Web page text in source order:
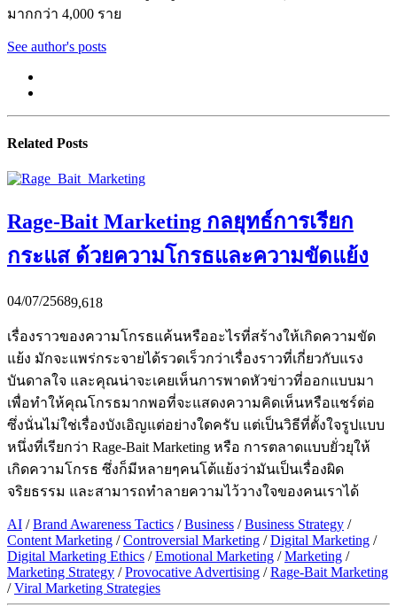
มากกว่า 4,000 ราย
See author's posts
Related Posts
Rage-Bait Marketing กลยุทธ์การเรียก
กระแส ด้วยความโกรธและความขัดแย้ง
04/07/25689,618
เรื่องราวของความโกรธแค้นหรืออะไรที่สร้างให้เกิดความขัด
แย้ง มักจะแพร่กระจายได้รวดเร็วกว่าเรื่องราวที่เกี่ยวกับแรง
บันดาลใจ และคุณน่าจะเคยเห็นการพาดหัวข่าวที่ออกแบบมา
เพื่อทำให้คุณโกรธมากพอที่จะแสดงความคิดเห็นหรือแชร์ต่อ
ซึ่งนั่นไม่ใช่เรื่องบังเอิญแต่อย่างใดครับ แต่เป็นวิธีที่ตั้งใจรูปแบบ
หนึ่งที่เรียกว่า Rage-Bait Marketing หรือ การตลาดแบบยั่วยุให้
เกิดความโกรธ ซึ่งก็มีหลายๆคนโต้แย้งว่ามันเป็นเรื่องผิด
จริยธรรม และสามารถทำลายความไว้วางใจของคนเราได้
AI /Brand Awareness Tactics /Business /Business Strategy /
Content Marketing /Controversial Marketing /Digital Marketing /
Digital Marketing Ethics /Emotional Marketing /Marketing /
Marketing Strategy /Provocative Advertising /Rage-Bait Marketing
/Viral Marketing Strategies